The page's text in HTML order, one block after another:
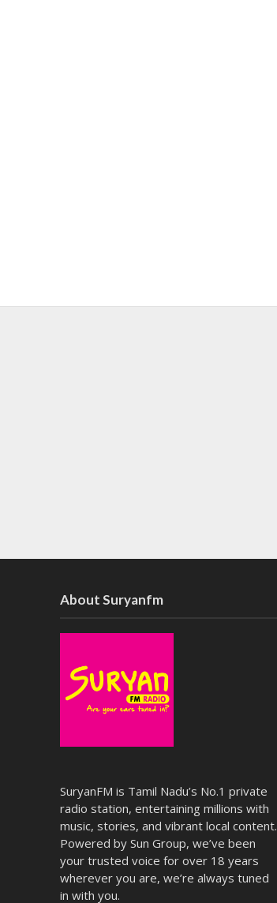
About Suryanfm
SuryanFM is Tamil Nadu’s No.1 private
radio station, entertaining millions with
music, stories, and vibrant local content.
Powered by Sun Group, we’ve been
your trusted voice for over 18 years
wherever you are, we’re always tuned
in with you.